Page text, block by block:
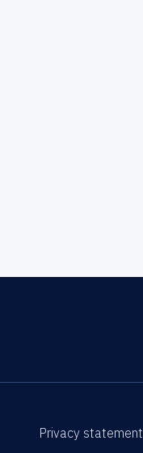
Privacy statement